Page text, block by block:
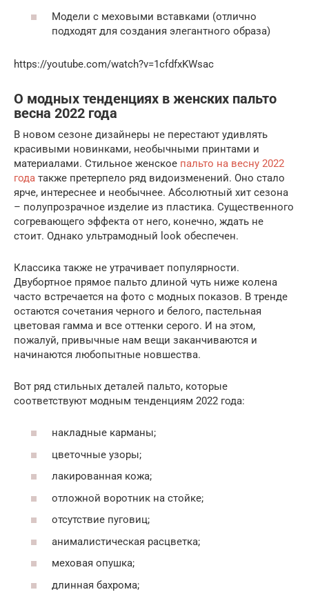
Модели с меховыми вставками (отлично
подходят для создания элегантного образа)
https://youtube.com/watch?v=1cfdfxKWsac
О модных тенденциях в женских пальто
весна 2022 года
В новом сезоне дизайнеры не перестают удивлять
красивыми новинками, необычными принтами и
материалами. Стильное женское пальто на весну 2022
года также претерпело ряд видоизменений. Оно стало
ярче, интереснее и необычнее. Абсолютный хит сезона
– полупрозрачное изделие из пластика. Существенного
согревающего эффекта от него, конечно, ждать не
стоит. Однако ультрамодный look обеспечен.
Классика также не утрачивает популярности.
Двубортное прямое пальто длиной чуть ниже колена
часто встречается на фото с модных показов. В тренде
остаются сочетания черного и белого, пастельная
цветовая гамма и все оттенки серого. И на этом,
пожалуй, привычные нам вещи заканчиваются и
начинаются любопытные новшества.
Вот ряд стильных деталей пальто, которые
соответствуют модным тенденциям 2022 года:
накладные карманы;
цветочные узоры;
лакированная кожа;
отложной воротник на стойке;
отсутствие пуговиц;
анималистическая расцветка;
меховая опушка;
длинная бахрома;